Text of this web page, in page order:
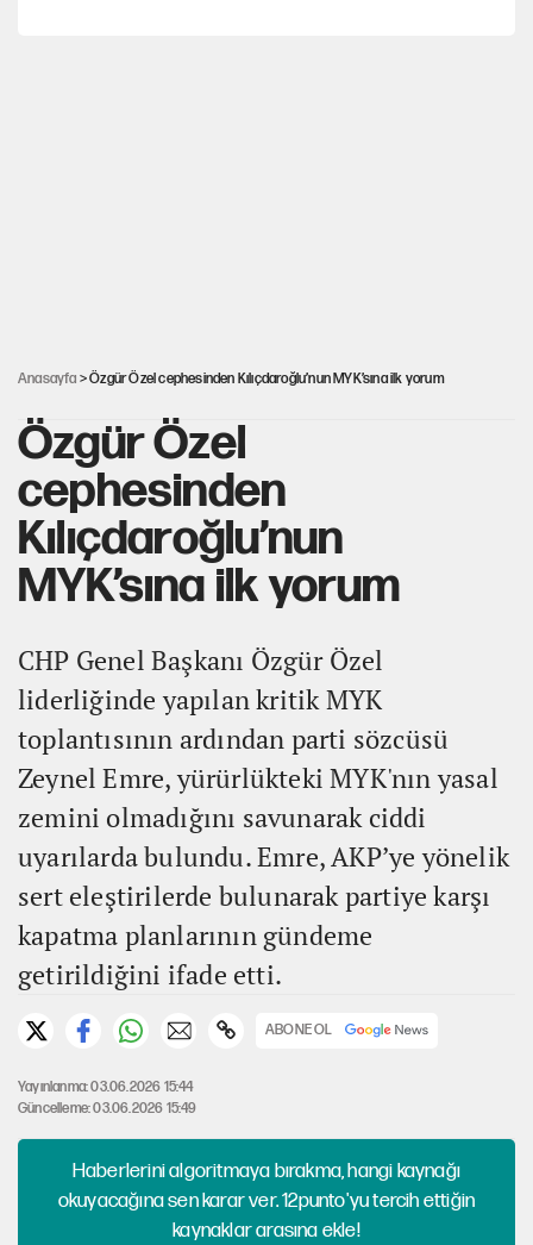
Anasayfa > Özgür Özel cephesinden Kılıçdaroğlu’nun MYK’sına ilk yorum
Özgür Özel
cephesinden
Kılıçdaroğlu’nun
MYK’sına ilk yorum
CHP Genel Başkanı Özgür Özel
liderliğinde yapılan kritik MYK
toplantısının ardından parti sözcüsü
Zeynel Emre, yürürlükteki MYK'nın yasal
zemini olmadığını savunarak ciddi
uyarılarda bulundu. Emre, AKP’ye yönelik
sert eleştirilerde bulunarak partiye karşı
kapatma planlarının gündeme
getirildiğini ifade etti.
ABONE OL
Yayınlanma: 03.06.2026 15:44
Güncelleme: 03.06.2026 15:49
Haberlerini algoritmaya bırakma, hangi kaynağı
okuyacağına sen karar ver. 12punto'yu tercih ettiğin
kaynaklar arasına ekle!